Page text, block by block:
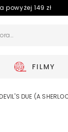
powyżej 149 zł
FILMY
DUE (A